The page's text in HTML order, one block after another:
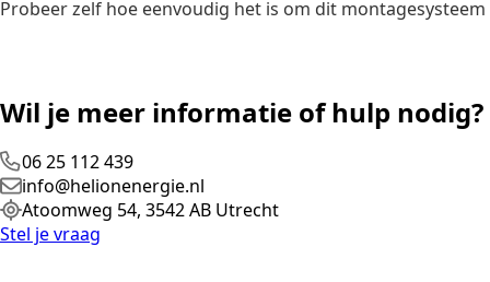
Probeer zelf hoe eenvoudig het is om dit
Wil je meer informatie of hulp nodig?
06 25 112 439
info@helionenergie.nl
Atoomweg 54, 3542 AB Utrecht
Stel je vraag